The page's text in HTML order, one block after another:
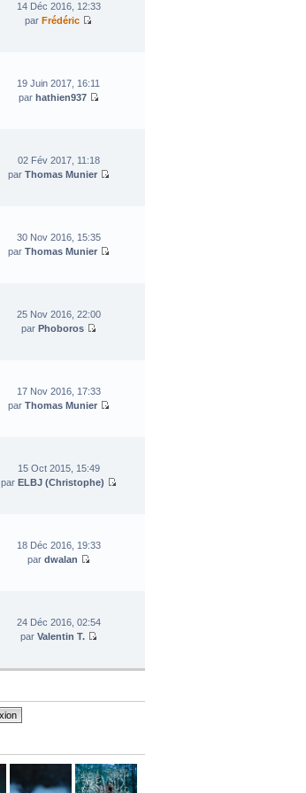
14 Déc 2016, 12:33
par Frédéric
19 Juin 2017, 16:11
par hathien937
02 Fév 2017, 11:18
par Thomas Munier
30 Nov 2016, 15:35
par Thomas Munier
25 Nov 2016, 22:00
par Phoboros
17 Nov 2016, 17:33
par Thomas Munier
15 Oct 2015, 15:49
par ELBJ (Christophe)
18 Déc 2016, 19:33
par dwalan
24 Déc 2016, 02:54
par Valentin T.